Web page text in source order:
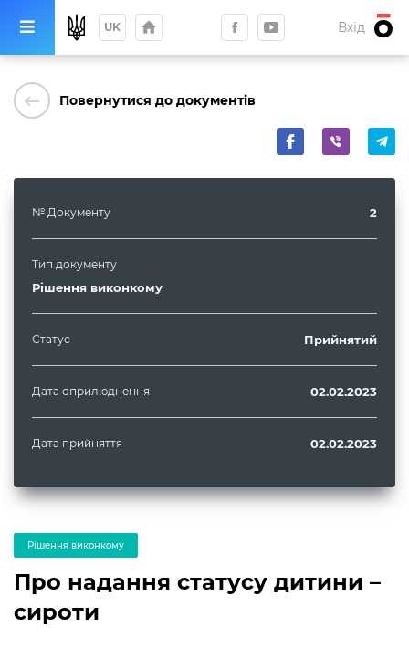
UK home Вхід
keyboard_backspace Повернутися до документів
№ Документу 2
Тип документу
Рішення виконкому
Статус Прийнятий
Дата оприлюднення 02.02.2023
Дата прийняття 02.02.2023
Рішення виконкому
Про надання статусу дитини –
сироти